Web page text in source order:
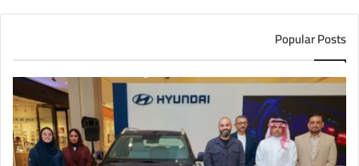
د
ا
ل
إ
ل
ك
ت
ر
Popular Posts